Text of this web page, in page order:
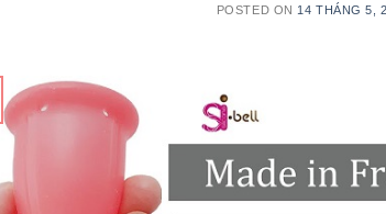
POSTED ON 14 THÁNG 5,